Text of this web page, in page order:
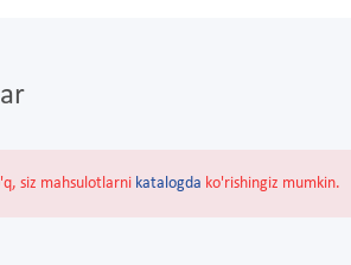
siz mahsulotlarni katalogda ko'rishingiz mumkin.